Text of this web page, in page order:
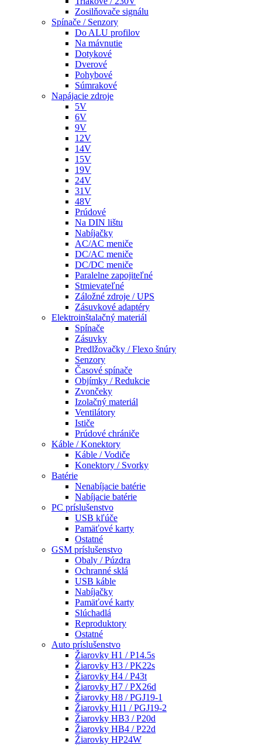
Zosilňovače signálu
Spínače / Senzory
Do ALU profilov
Na mávnutie
Dotykové
Dverové
Pohybové
Súmrakové
Napájacie zdroje
5V
6V
9V
12V
14V
15V
19V
24V
31V
48V
Prúdové
Na DIN lištu
Nabíjačky
AC/AC meniče
DC/AC meniče
DC/DC meniče
Paralelne zapojiteľné
Stmievateľné
Záložné zdroje / UPS
Zásuvkové adaptéry
Elektroinštalačný materiál
Spínače
Zásuvky
Predlžovačky / Flexo šnúry
Senzory
Časové spínače
Objímky / Redukcie
Zvončeky
Izolačný materiál
Ventilátory
Ističe
Prúdové chrániče
Káble / Konektory
Káble / Vodiče
Konektory / Svorky
Batérie
Nenabíjacie batérie
Nabíjacie batérie
PC príslušenstvo
USB kľúče
Pamäťové karty
Ostatné
GSM príslušenstvo
Obaly / Púzdra
Ochranné sklá
USB káble
Nabíjačky
Pamäťové karty
Slúchadlá
Reproduktory
Ostatné
Auto príslušenstvo
Žiarovky H1 / P14.5s
Žiarovky H3 / PK22s
Žiarovky H4 / P43t
Žiarovky H7 / PX26d
Žiarovky H8 / PGJ19-1
Žiarovky H11 / PGJ19-2
Žiarovky HB3 / P20d
Žiarovky HB4 / P22d
Žiarovky HP24W